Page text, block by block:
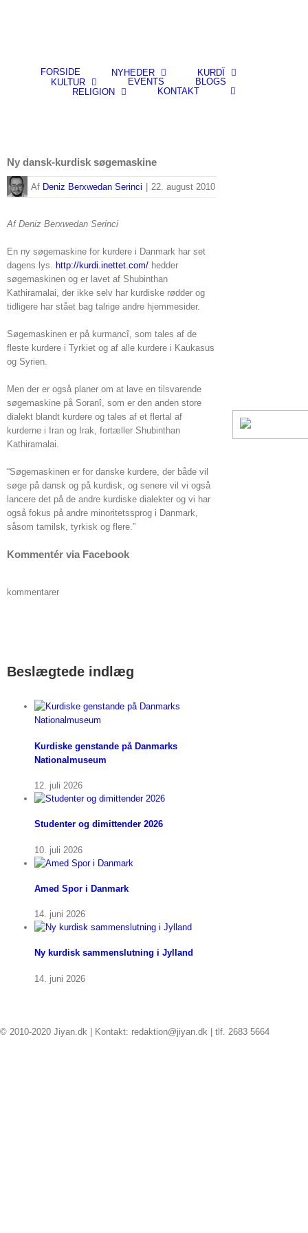
FORSIDE NYHEDER
KURDÎ
KULTUR
EVENTS
BLOGS
RELIGION
KONTAKT
Ny dansk-kurdisk søgemaskine
By Deniz Berxwedan Serinci 22. august 2010
Af Deniz Berxwedan Serinci
En ny søgemaskine for kurdere i Danmark har set
dagens lys. http://kurdi.inettet.com/ hedder
søgemaskinen og er lavet af Shubinthan
Kathiramalai, der ikke selv har kurdiske rødder og
tidligere har stået bag talrige andre hjemmesider.
Søgemaskinen er på kurmancî, som tales af de
fleste kurdere i Tyrkiet og af alle kurdere i Kaukasus
og Syrien.
Men der er også planer om at lave en tilsvarende
søgemaskine på Soranî, som er den anden store
dialekt blandt kurdere og tales af et flertal af
kurderne i Iran og Irak, fortæller Shubinthan
Kathiramalai.
“Søgemaskinen er for danske kurdere, der både vil
søge på dansk og på kurdisk, og senere vil vi også
lancere det på de andre kurdiske dialekter og vi har
også fokus på andre minoritetssprog i Danmark,
såsom tamilsk, tyrkisk og flere.”
Kommentér via Facebook
kommentarer
Beslægtede indlæg
Kurdiske genstande på Danmarks
Nationalmuseum
12. juli 2026
Studenter og dimittender 2026
10. juli 2026
Amed Spor i Danmark
14. juni 2026
Ny kurdisk sammenslutning i Jylland
14. juni 2026
© 2010-2020 Jiyan.dk | Kontakt: redaktion@jiyan.dk | tlf. 2683 5664